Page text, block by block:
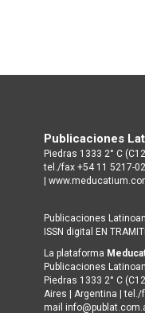
Publicaciones
Piedras 1333 2° C
tel./fax +54 11 5217-
|
Publicaciones
ISSN digital EN
La plataforma
Publicaciones
Piedras 1333 2° C
Aires | Argentina | tel./
mail